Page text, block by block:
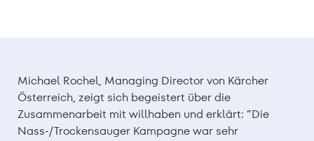
Michael Rochel, Managing Director von Kärcher
Österreich, zeigt sich begeistert über die
Zusammenarbeit mit willhaben und erklärt: “Die
Nass-/Trockensauger Kampagne war sehr